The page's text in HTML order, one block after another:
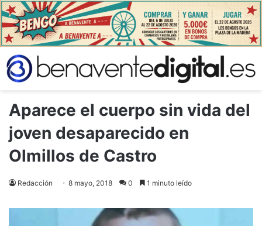
Aparece el cuerpo sin vida del
joven desaparecido en
Olmillos de Castro
Redacción 8 mayo, 2018 0 1 minuto leído